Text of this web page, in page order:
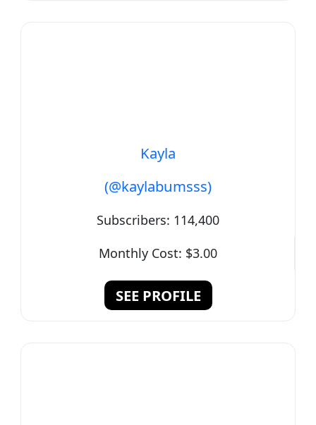
Kayla
(@kaylabumsss)
Subscribers: 114,400
SEE PROFILE
Monthly Cost: $3.00